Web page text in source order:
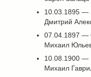
10.03.1895 —
Дмитрий
07.04.1897 —
Михаил
10.08.1900 —
Михаил